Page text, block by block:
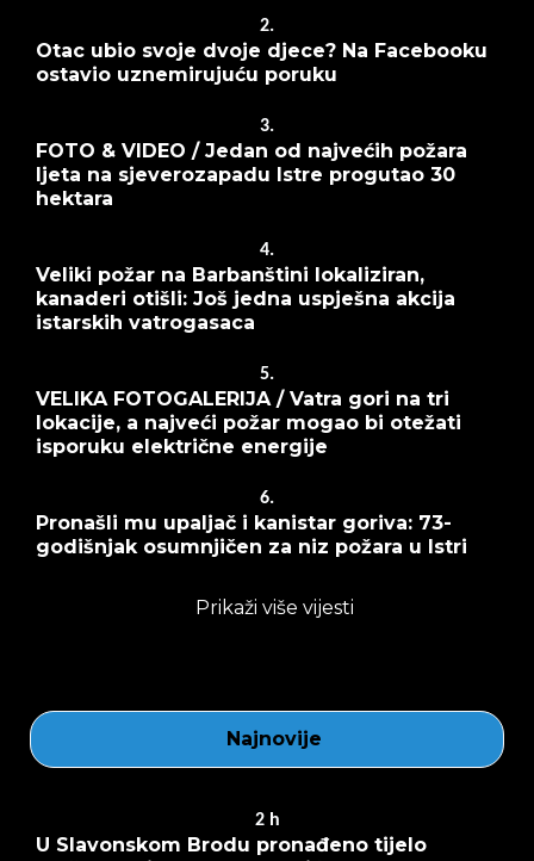
2.
Otac ubio svoje dvoje djece? Na Facebooku
ostavio uznemirujuću poruku
3.
FOTO & VIDEO / Jedan od najvećih požara
ljeta na sjeverozapadu Istre progutao 30
hektara
4.
Veliki požar na Barbanštini lokaliziran,
kanaderi otišli: Još jedna uspješna akcija
istarskih vatrogasaca
5.
VELIKA FOTOGALERIJA / Vatra gori na tri
lokacije, a najveći požar mogao bi otežati
isporuku električne energije
6.
Pronašli mu upaljač i kanistar goriva: 73-
godišnjak osumnjičen za niz požara u Istri
Prikaži više vijesti
Najnovije
2 h
U Slavonskom Brodu pronađeno tijelo